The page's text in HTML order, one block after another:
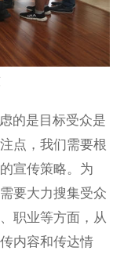
的是目标受众是
点，我们需要根
宣传策略。为
要大力搜集受众
职业等方面，从
内容和传达情